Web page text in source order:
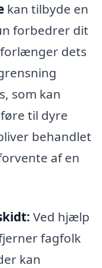
kan tilbyde en
forbedrer dit
dets
som kan
til dyre
behandlet
af en
Ved hjælp
fagfolk
kan